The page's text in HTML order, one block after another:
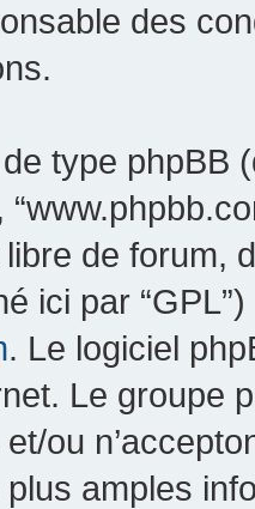
des
type phpBB
de forum,
ici par
. Le logiciel
Le groupe
ou
amples